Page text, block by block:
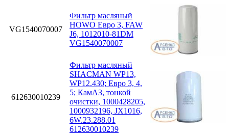
VG1540070007
Фильтр масляный
HOWO Евро 3, FAW
J6, 1012010-81DM
VG1540070007
612630010239
Фильтр масляный
SHACMAN WP13,
WP12.430; Eвро 3, 4,
5; КамАЗ, тонкой
очистки, 1000428205,
1000932196, JX1016,
6W.23.288.01
612630010239